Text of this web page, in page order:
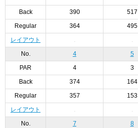
Back 390 517
Regular 364 495
レイアウト
No. 4 5
PAR 4 3
Back 374 164
Regular 357 153
レイアウト
No. 7 8